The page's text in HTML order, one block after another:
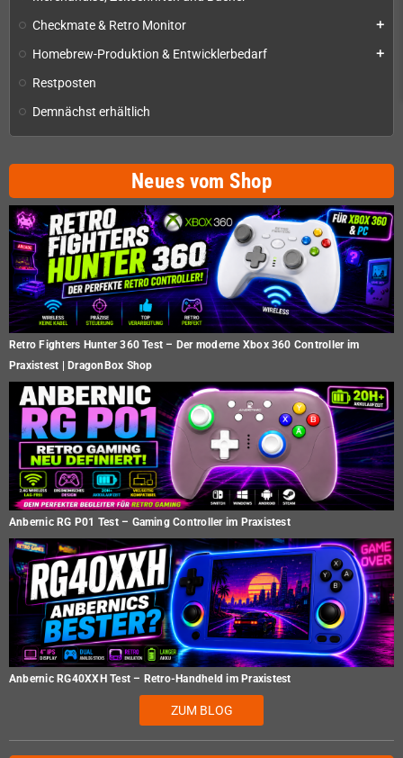
Checkmate & Retro Monitor add
Homebrew-Produktion & Entwicklerbedarf add
Restposten
Demnächst erhältlich
Neues vom Shop
Retro Fighters Hunter 360 Test – Der moderne Xbox 360 Controller im
Praxistest | DragonBox Shop
Anbernic RG P01 Test – Gaming Controller im Praxistest
Anbernic RG40XXH Test – Retro-Handheld im Praxistest
ZUM BLOG